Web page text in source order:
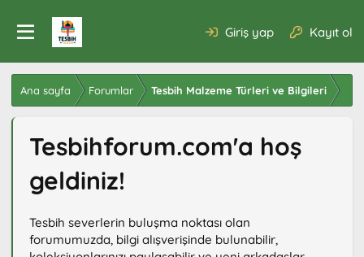
Giriş yap Kayıt ol
Ana sayfa Forumlar Tesbih Malzeme Türleri ve Bilgileri
Tesbihforum.com'a hoş
geldiniz!
Tesbih severlerin buluşma noktası olan
forumumuzda, bilgi alışverişinde bulunabilir,